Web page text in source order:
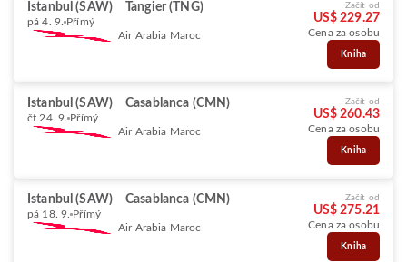
Istanbul (SAW) Tangier (TNG)
pá 4. 9. Přímý
Air Arabia Maroc
Začít od
US$ 229.27
Cena za osobu
Kniha
Istanbul (SAW) Casablanca (CMN)
čt 24. 9. Přímý
Air Arabia Maroc
Začít od
US$ 260.43
Cena za osobu
Kniha
Istanbul (SAW) Casablanca (CMN)
pá 18. 9. Přímý
Air Arabia Maroc
Začít od
US$ 275.21
Cena za osobu
Kniha